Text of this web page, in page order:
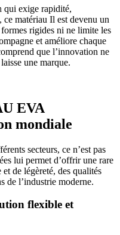
qui exige rapidité,
ce matériau Il est devenu un
rigides ni ne limite les
et améliore chaque
que l’innovation ne
une marque.
EVA
mondiale
secteurs, ce n’est pas
lui permet d’offrir une rare
de légèreté, des qualités
de l’industrie moderne.
flexible et